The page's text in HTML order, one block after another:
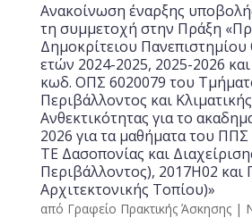
Ανακοίνωση έναρξης
τη συμμετοχή στην Πράξη
Δημοκρίτειου
ετών 2024-2025, 2025-2026
κωδ. ΟΠΣ 6020079 του
Περιβάλλοντος και Κλιματικής
Ανθεκτικότητας για το
2026 για τα μαθήματα του
ΤΕ Δασοπονίας και
Περιβάλλοντος), 2017Η02 και
Αρχιτεκτονικής Τοπίου)»
από Γραφείο Πρακτικής Άσκησης|